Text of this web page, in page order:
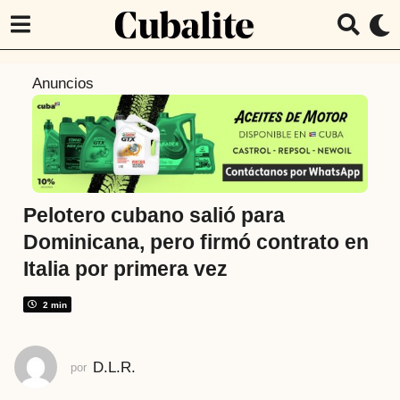
m
a
t
r
á
s
m
e
s
Anuncios
Pelotero cubano salió para
Dominicana, pero firmó contrato en
Italia por primera vez
2 min
por D.L.R.